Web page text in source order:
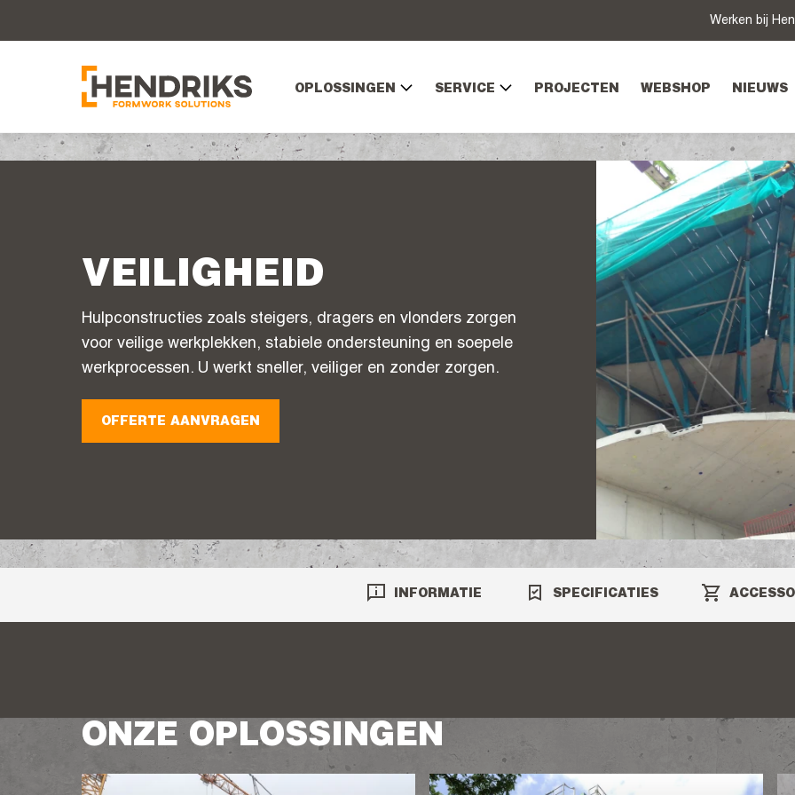
OPLOSSINGEN SERVICE PROJECTEN WEBSHOP NIEUWS
Werken bij
VEILIGHEID
Hulpconstructies zoals steigers, dragers en vlonders zorgen
voor veilige werkplekken, stabiele ondersteuning en soepele
werkprocessen. U werkt sneller, veiliger en zonder zorgen.
OFFERTE AANVRAGEN
INFORMATIE SPECIFICATIES
ONZE OPLOSSINGEN